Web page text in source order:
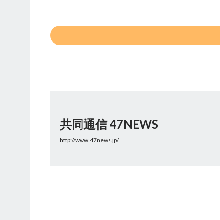
共同通信 47NEWS
http://www.47news.jp/